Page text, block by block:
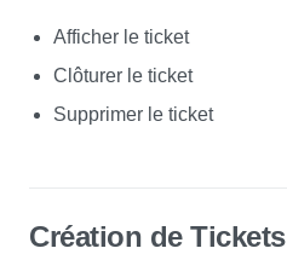
Afficher le ticket
Clôturer le ticket
Supprimer le ticket
Création de Tickets